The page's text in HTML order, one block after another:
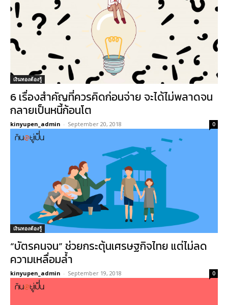
เงินทองต้องรู้
6 เรื่องสำคัญที่ควรคิดก่อนจ่าย จะได้ไม่พลาดจน
กลายเป็นหนี้ก้อนโต
kinyupen_admin - September 20, 2018 0
เงินทองต้องรู้
“บัตรคนจน” ช่วยกระตุ้นเศรษฐกิจไทย แต่ไม่ลด
ความเหลื่อมล้ำ
kinyupen_admin - September 19, 2018 0